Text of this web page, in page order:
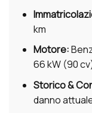
km
Motore:
66 kW (90
Storico &
danno